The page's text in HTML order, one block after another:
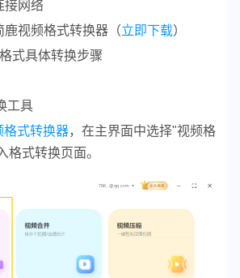
接网络
鹿视频格式转换器（立即下载）
式具体转换步骤
工具
格式转换器，在主界面中选择"视频格
格式转换页面。